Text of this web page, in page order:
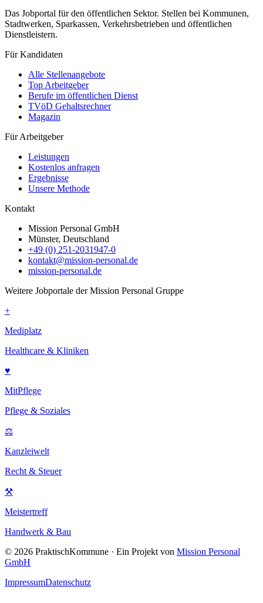
Das Jobportal für den öffentlichen Sektor. Stellen bei Kommunen,
Stadtwerken, Sparkassen, Verkehrsbetrieben und öffentlichen
Dienstleistern.
Für Kandidaten
Alle Stellenangebote
Top Arbeitgeber
Berufe im öffentlichen Dienst
TVöD Gehaltsrechner
Magazin
Für Arbeitgeber
Leistungen
Kostenlos anfragen
Ergebnisse
Unsere Methode
Kontakt
Mission Personal GmbH
Münster, Deutschland
+49 (0) 251-2031947-0
kontakt@mission-personal.de
mission-personal.de
Weitere Jobportale der Mission Personal Gruppe
+
Mediplatz
Healthcare & Kliniken
♥
MitPflege
Pflege & Soziales
⚖
Kanzleiwelt
Recht & Steuer
⚒
Meistertreff
Handwerk & Bau
© 2026 PraktischKommune · Ein Projekt von Mission Personal
GmbH
ImpressumDatenschutz